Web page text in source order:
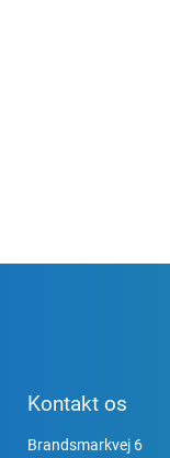
Kontakt os
Brandsmarkvej 6